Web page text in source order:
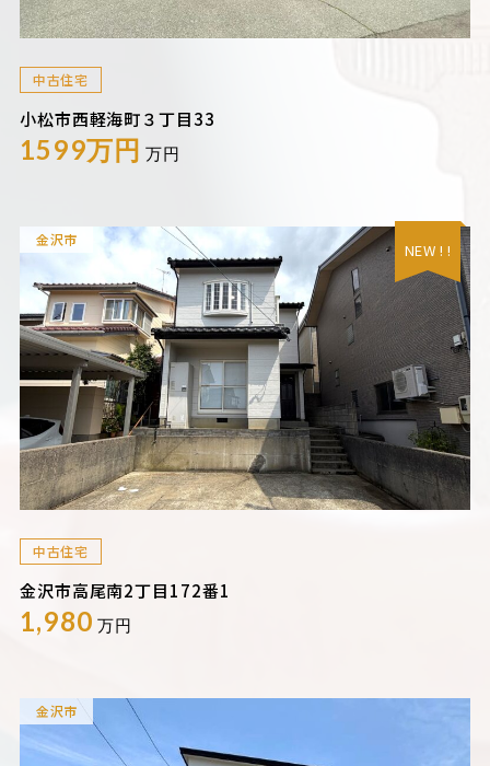
中古住宅
小松市西軽海町３丁目33
1599万円 万円
金沢市
NEW ! !
中古住宅
金沢市高尾南2丁目172番1
1,980 万円
金沢市